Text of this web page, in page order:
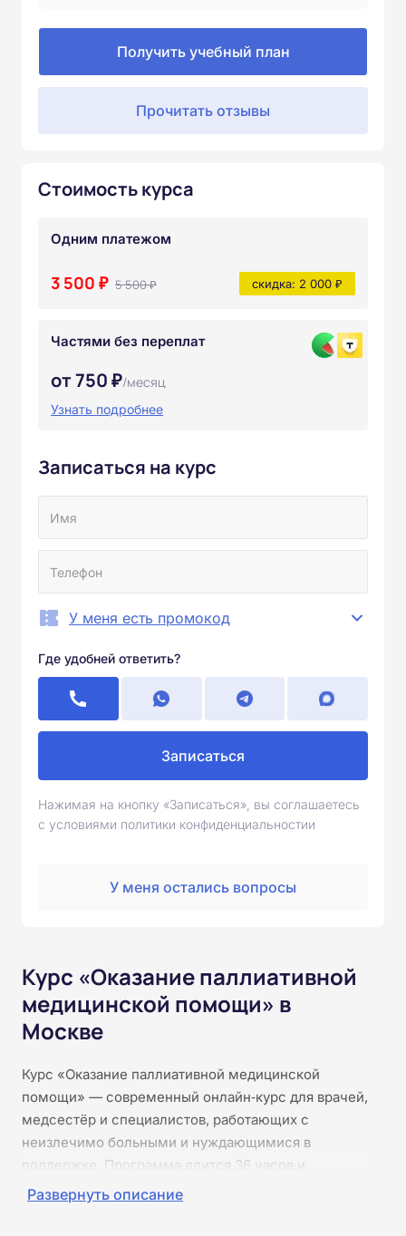
Получить учебный план
Прочитать отзывы
Стоимость курса
Одним платежом
3 500 ₽ 5 500 ₽ скидка: 2 000 ₽
Частями без переплат
от 750 ₽/месяц
Узнать подробнее
Записаться на курс
У меня есть промокод
Где удобней ответить?
Записаться
Нажимая на кнопку «Записаться», вы соглашаетесь
с условиями политики конфиденциальностии
У меня остались вопросы
Курс «Оказание паллиативной
медицинской помощи» в
Москве
Курс «Оказание паллиативной медицинской
помощи» — современный онлайн‑курс для врачей,
медсестёр и специалистов, работающих с
неизлечимо больными и нуждающимися в
поддержке. Программа длится 36 часов и
проходит полностью дистанционно, что позволяет
Развернуть описание